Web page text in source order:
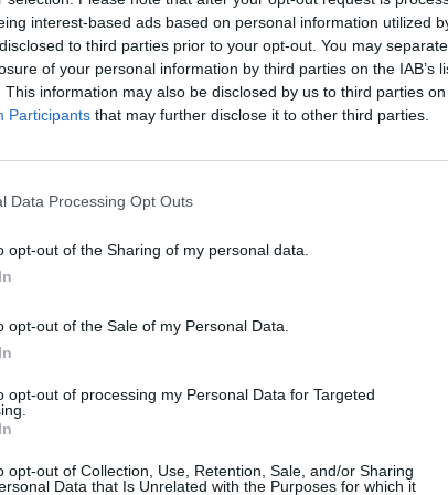
interest-based ads based on personal information utilized
to third parties prior to your opt-out. You may
of your personal information by third parties on the IAB’s
This information may also be disclosed by us to third parties
Participants that may further disclose it to other third parties.
Data Processing Opt Outs
opt-out of the Sharing of my personal data.
opt-out of the Sale of my Personal Data.
opt-out of processing my Personal Data for Targeted
opt-out of Collection, Use, Retention, Sale, and/or Sharing
Data that Is Unrelated with the Purposes for which it
Visi įrašai
į
„Žinios“ 2026-08-08